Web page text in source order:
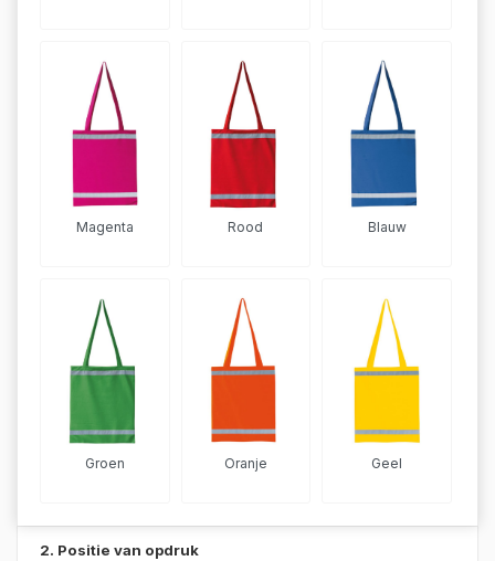
Magenta Rood Blauw
Groen Oranje Geel
2. Positie van opdruk